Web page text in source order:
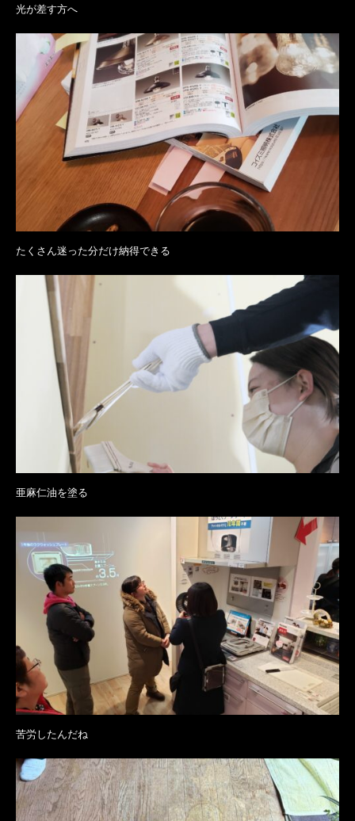
光が差す方へ
たくさん迷った分だけ納得できる
亜麻仁油を塗る
苦労したんだね